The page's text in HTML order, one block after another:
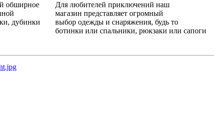
обширное
дубинки
Для любителей приключений наш
магазин представляет огромный
выбор одежды и снаряжения, будь то
ботинки или спальники, рюкзаки или сапоги